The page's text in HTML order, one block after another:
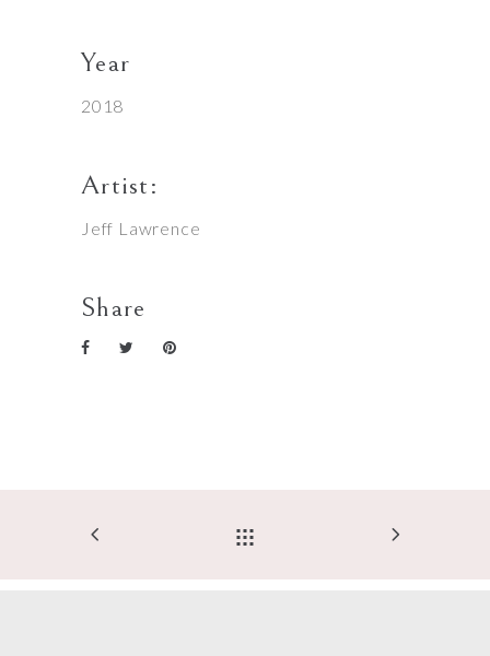
Year
2018
Artist:
Jeff Lawrence
Share